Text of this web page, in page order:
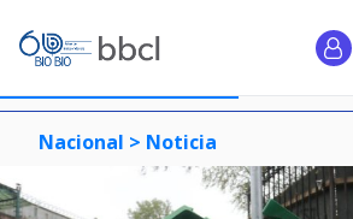
Nacional > Noticia